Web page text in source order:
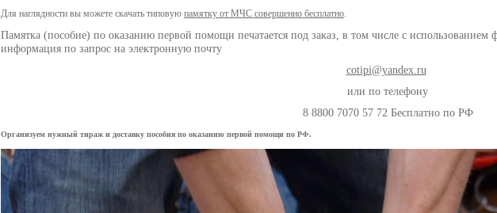
Для наглядности вы можете скачать типовую памятку от МЧС совершенно бесплатно.
Памятка (пособие) по оказанию первой помощи печатается под заказ, в том числе с
информация по запрос на электронную почту
cotipi@yandex.ru
или по телефону
8 8800 7070 57 72 Бесплатно по РФ
Организуем нужный тираж и доставку пособия по оказанию первой помощи по РФ.